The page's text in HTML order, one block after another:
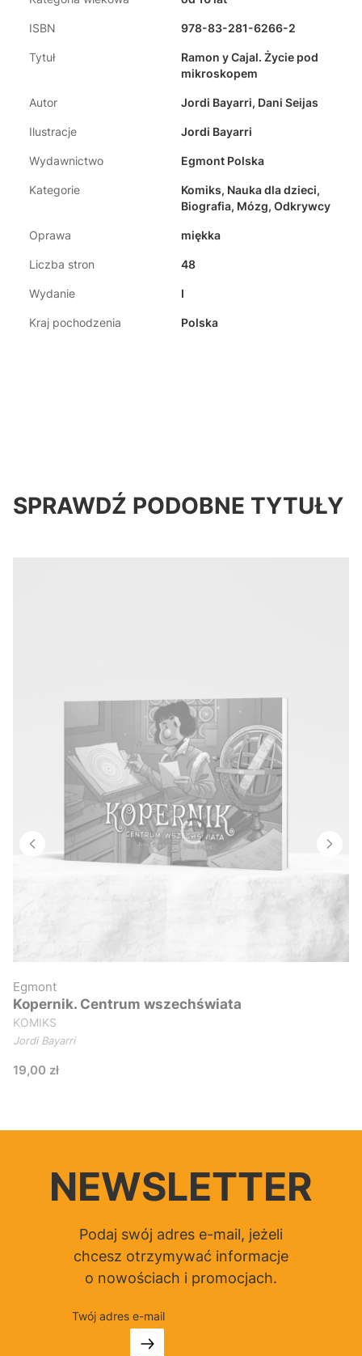
ISBN 978-83-281-6266-2
Tytuł
Ramon y Cajal. Życie pod
mikroskopem
Autor Jordi Bayarri, Dani Seijas
Ilustracje Jordi Bayarri
Wydawnictwo Egmont Polska
Kategorie
Komiks, Nauka dla dzieci,
Biografia, Mózg, Odkrywcy
Oprawa miękka
Liczba stron 48
Wydanie I
Kraj pochodzenia Polska
SPRAWDŹ PODOBNE TYTUŁY
Kopernik. Centrum wszechświata
KOMIKS
Jordi Bayarri
Egmont
Cena
19,00 zł
NEWSLETTER
Podaj swój adres e-mail, jeżeli
chcesz otrzymywać informacje
o nowościach i promocjach.
Twój adres e-mail